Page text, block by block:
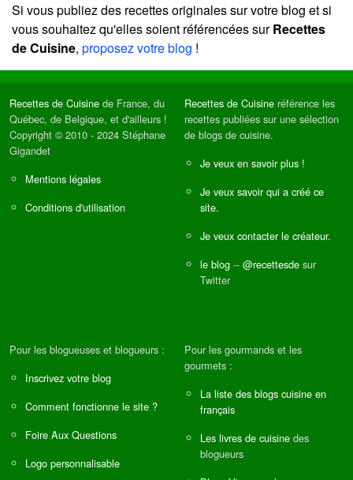
Si vous publiez des recettes originales sur votre blog et si
vous souhaitez qu'elles soient référencées surRecettes
de Cuisine, proposez votre blog !
Recettes de Cuisine de France, du
Québec, de Belgique, et d'ailleurs !
Copyright © 2010 - 2024 Stéphane
Gigandet
Mentions légales
Conditions d'utilisation
Recettes de Cuisine référence les
recettes publiées sur une sélection
de blogs de cuisine.
Je veux en savoir plus !
Je veux savoir qui a créé ce
site.
Je veux contacter le créateur.
le blog -- @recettesde sur
Twitter
Pour les blogueuses et blogueurs :
Inscrivez votre blog
Comment fonctionne le site ?
Foire Aux Questions
Logo personnalisable
Pour les gourmands et les
gourmets :
La liste des blogs cuisine en
français
Les livres de cuisine des
blogueurs